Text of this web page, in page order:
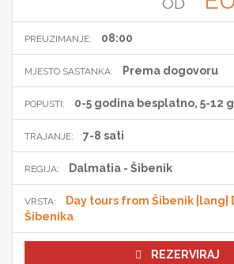
OD
PREUZIMANJE: 08:00
MJESTO SASTANKA: Prema dogovoru
POPUSTI: 0-5 godina besplatno, 5-12
TRAJANJE: 7-8 sati
REGIJA: Dalmatia - Šibenik
VRSTA:
Day tours from Šibenik |lang|
Šibenika
REZERVIRAJ